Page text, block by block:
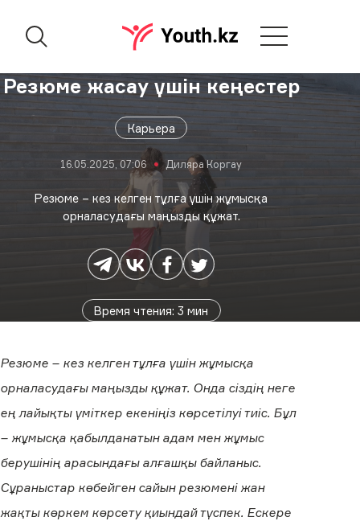
Резюме жасау үшін кеңестер
Карьера
16.05.2025, 07:06 Диляра Коргау
Резюме – кез келген тұлға үшін жұмысқа
орналасудағы маңызды құжат.
Время чтения:3 мин
Резюме – кез келген тұлға үшін жұмысқа
орналасудағы маңызды құжат. Онда сіздің неге
ең лайықты үміткер екеніңіз көрсетілуі тиіс. Бұл
– жұмысқа қабылданатын адам мен жұмыс
берушінің арасындағы алғашқы байланыс.
Сұраныстар көбейген сайын резюмені жан
жақты көркем көрсету қиындай түспек. Ескере